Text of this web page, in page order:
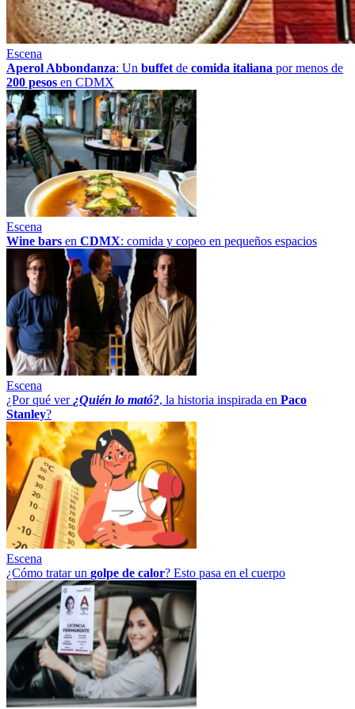
Escena
Aperol Abbondanza: Un buffet de comida italiana por menos de
200 pesos en CDMX
Escena
Wine bars en CDMX: comida y copeo en pequeños espacios
Escena
¿Por qué ver ¿Quién lo mató?, la historia inspirada en Paco
Stanley?
Escena
¿Cómo tratar un golpe de calor? Esto pasa en el cuerpo